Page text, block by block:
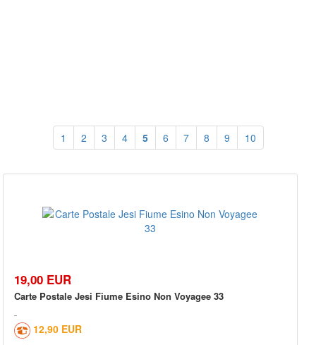
1 2 3 4 5 6 7 8 9 10
19,00 EUR
Carte Postale Jesi Fiume Esino Non Voyagee 33
12,90 EUR